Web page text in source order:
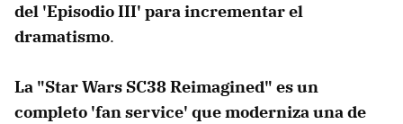
del 'Episodio III' para incrementar el
dramatismo.
La "Star Wars SC38 Reimagined" es un
completo 'fan service' que moderniza una de